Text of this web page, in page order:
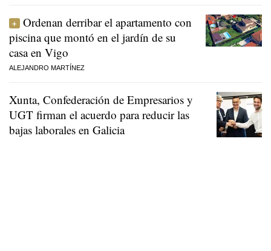
Ordenan derribar el apartamento con
piscina que montó en el jardín de su
casa en Vigo
ALEJANDRO MARTÍNEZ
Xunta, Confederación de Empresarios y
UGT firman el acuerdo para reducir las
bajas laborales en Galicia